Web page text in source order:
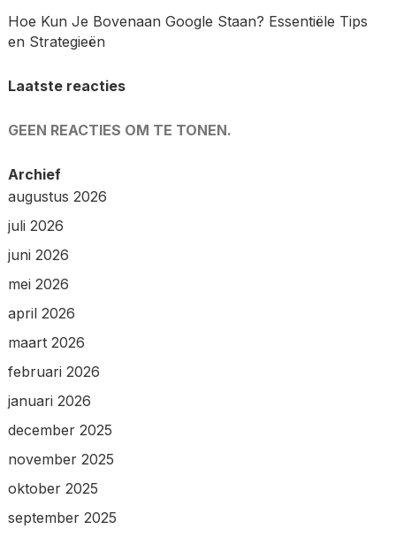
Hoe Kun Je Bovenaan Google Staan? Essentiële Tips
en Strategieën
Laatste reacties
GEEN REACTIES OM TE TONEN.
Archief
augustus 2026
juli 2026
juni 2026
mei 2026
april 2026
maart 2026
februari 2026
januari 2026
december 2025
november 2025
oktober 2025
september 2025